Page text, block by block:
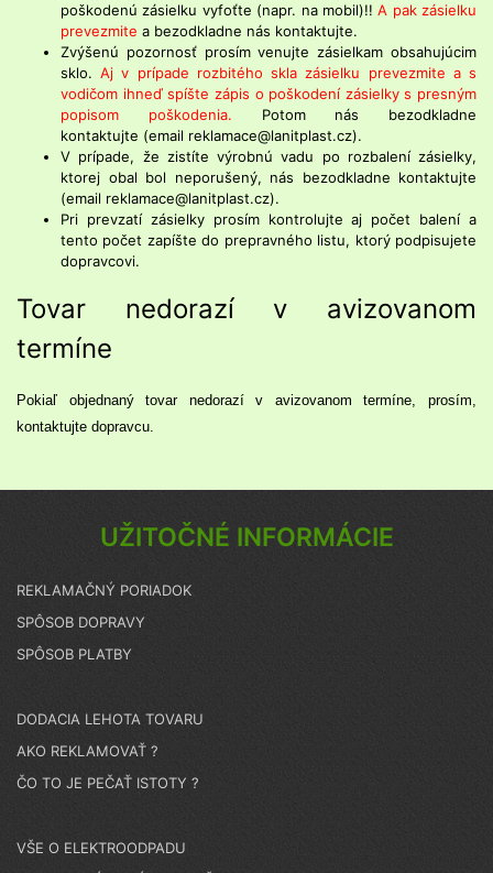
poškodenú zásielku vyfoťte (napr. na mobil)!! A pak zásielku
prevezmite a bezodkladne nás kontaktujte.
Zvýšenú pozornosť prosím venujte zásielkam obsahujúcim
sklo.Aj v prípade rozbitého skla zásielku prevezmite a s
vodičom ihneď spíšte zápis o poškodení zásielky s presným
popisom poškodenia. Potom nás bezodkladne
kontaktujte (email reklamace@lanitplast.cz).
V prípade, že zistíte výrobnú vadu po rozbalení zásielky,
ktorej obal bol neporušený, nás bezodkladne kontaktujte
(email reklamace@lanitplast.cz).
Pri prevzatí zásielky prosím kontrolujte aj počet balení a
tento počet zapíšte do prepravného listu, ktorý podpisujete
dopravcovi.
Tovar nedorazí v avizovanom
termíne
Pokiaľ objednaný tovar nedorazí v avizovanom termíne, prosím,
kontaktujte dopravcu.
UŽITOČNÉ INFORMÁCIE
REKLAMAČNÝ PORIADOK
SPÔSOB DOPRAVY
SPÔSOB PLATBY
DODACIA LEHOTA TOVARU
AKO REKLAMOVAŤ ?
ČO TO JE PEČAŤ ISTOTY ?
VŠE O ELEKTROODPADU